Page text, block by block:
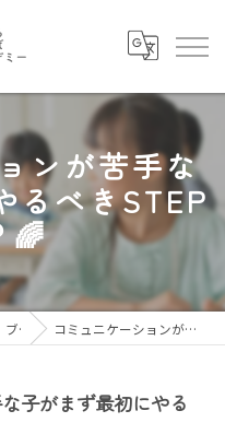
ンが苦手な
るべきSTEP
🌈
ブログ コミュニケーションが苦手な子がまず最初にやるべきSTEPとは？🌈
子がまず最初にやる